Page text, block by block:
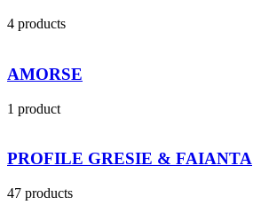
4 products
AMORSE
1 product
PROFILE GRESIE & FAIANTA
47 products